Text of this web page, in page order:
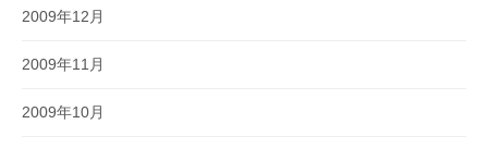
2009年12月
2009年11月
2009年10月